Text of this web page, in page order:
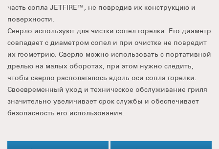
часть сопла JETFIRE™, не повредив их конструкцию и
поверхности.
Сверло используют для чистки сопел горелки. Его диаметр
совпадает с диаметром сопел и при очистке не повредит
их геометрию. Сверло можно использовать с портативной
дрелью на малых оборотах, при этом нужно следить,
чтобы сверло располагалось вдоль оси сопла горелки.
Своевременный уход и техническое обслуживание гриля
значительно увеличивает срок службы и обеспечивает
безопасность его использования.